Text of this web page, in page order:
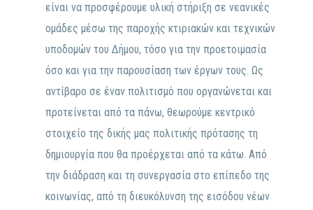
είναι να προσφέρουμε υλική στήριξη σε νεανικές
ομάδες μέσω της παροχής κτιριακών και τεχνικών
υποδομών του Δήμου, τόσο για την προετοιμασία
όσο και για την παρουσίαση των έργων τους. Ως
αντίβαρο σε έναν πολιτισμό που οργανώνεται και
προτείνεται από τα πάνω, θεωρούμε κεντρικό
στοιχείο της δικής μας πολιτικής πρότασης τη
δημιουργία που θα προέρχεται από τα κάτω. Από
την διάδραση και τη συνεργασία στο επίπεδο της
κοινωνίας, από τη διευκόλυνση της εισόδου νέων